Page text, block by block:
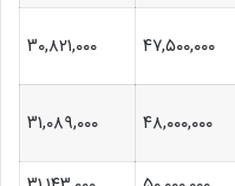
۴۷,۵۰۰,۰۰۰ ۳۰,۸۲۱,۰۰۰
۴۸,۰۰۰,۰۰۰ ۳۱,۰۸۹,۰۰۰